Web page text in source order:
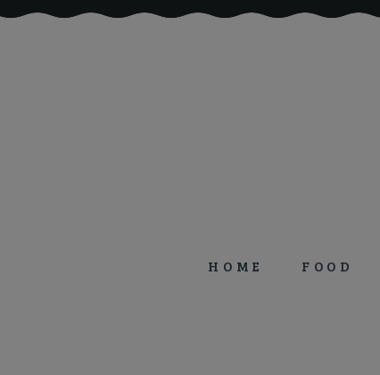
HOME FOOD